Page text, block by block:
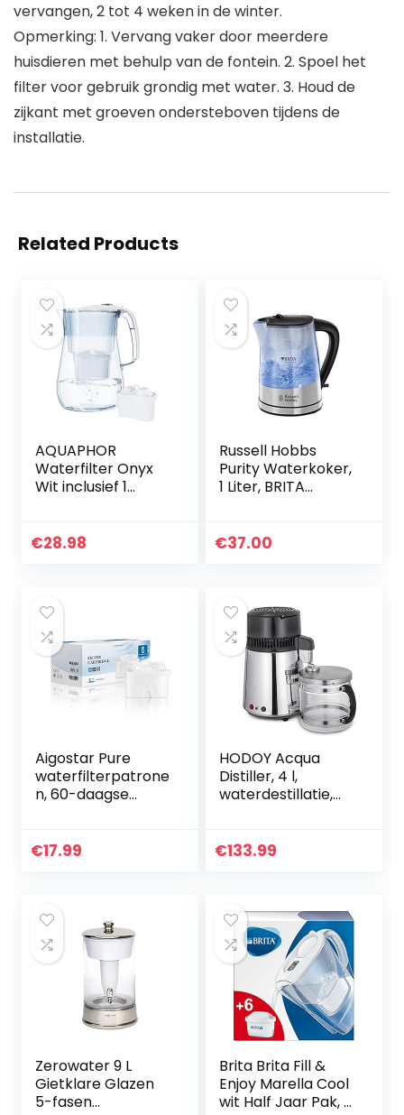
vervangen, 2 tot 4 weken in de winter.
Opmerking: 1. Vervang vaker door meerdere
huisdieren met behulp van de fontein. 2. Spoel het
filter voor gebruik grondig met water. 3. Houd de
zijkant met groeven ondersteboven tijdens de
installatie.
Related Products
AQUAPHOR
Waterfilter Onyx
Wit inclusief 1
Glaslook voor 4,2
voor het gezin I
Premium Kwaliteit I
Stijlvolle Container
€28.98
Russell Hobbs
Purity Waterkoker,
1 Liter, BRITA
Uitneembaar
€37.00
Aigostar Pure
waterfilterpatrone
n, 60-daagse
BPA vrij, Geschikt
€17.99
HODOY Acqua
Distiller, 4 l,
waterdestillatie,
Water Distiller, van
€133.99
Zerowater 9 L
Gietklare Glazen
5-fasen
Brita Brita Fill &
Enjoy Marella Cool
wit Half Jaar Pak, 1